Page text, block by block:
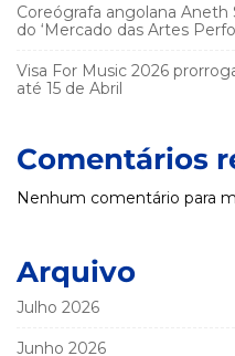
Coreógrafa angolana Aneth
do ‘Mercado das Artes
Visa For Music 2026
até 15 de Abril
Comentários
Nenhum comentário para
Arquivo
Julho 2026
Junho 2026